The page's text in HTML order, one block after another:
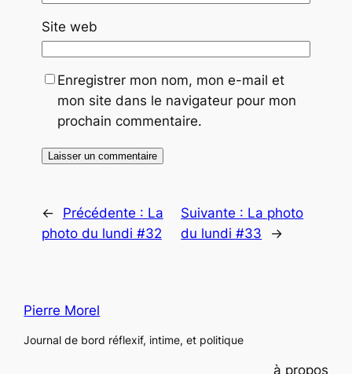
Site web
Enregistrer mon nom, mon e-mail et
mon site dans le navigateur pour mon
prochain commentaire.
← Précédente : La
photo du lundi #32
Suivante : La photo
du lundi #33
→
Pierre Morel
Journal de bord réflexif, intime, et politique
à propos